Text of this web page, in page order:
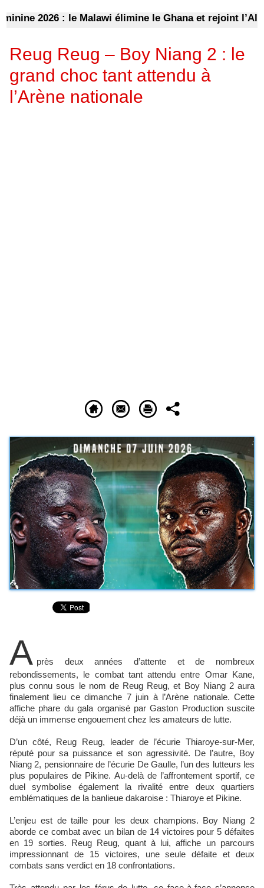
2026 : le Malawi élimine le Ghana et rejoint
Reug Reug – Boy Niang 2 : le
grand choc tant attendu à
l’Arène nationale
A près deux années d’attente et de nombreux
rebondissements, le combat tant attendu entre Omar Kane,
plus connu sous le nom de Reug Reug, et Boy Niang 2 aura
finalement lieu ce dimanche 7 juin à l’Arène nationale. Cette
affiche phare du gala organisé par Gaston Production suscite
déjà un immense engouement chez les amateurs de lutte.
D’un côté, Reug Reug, leader de l’écurie Thiaroye-sur-Mer,
réputé pour sa puissance et son agressivité. De l’autre, Boy
Niang 2, pensionnaire de l’écurie De Gaulle, l’un des lutteurs les
plus populaires de Pikine. Au-delà de l’affrontement sportif, ce
duel symbolise également la rivalité entre deux quartiers
emblématiques de la banlieue dakaroise : Thiaroye et Pikine.
L’enjeu est de taille pour les deux champions. Boy Niang 2
aborde ce combat avec un bilan de 14 victoires pour 5 défaites
en 19 sorties. Reug Reug, quant à lui, affiche un parcours
impressionnant de 15 victoires, une seule défaite et deux
combats sans verdict en 18 confrontations.